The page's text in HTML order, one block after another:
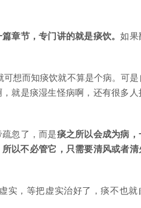
章节，专门讲的就是痰饮。如果
想而知痰饮就不算是个病。可
就是痰湿生怪病啊，还有很多人
忽了，而是痰之所以会成为病
以不必管它，只需要清风或者
实，等把虚实治好了，痰不也就